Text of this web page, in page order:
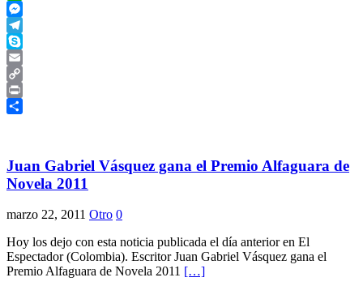
WhatsApp
Messenger
Telegram
Skype
Email
Copy
Link
Print
Juan Gabriel Vásquez gana el Premio Alfaguara de
Novela 2011
marzo 22, 2011 Otro 0
Hoy los dejo con esta noticia publicada el día anterior en El
Espectador (Colombia). Escritor Juan Gabriel Vásquez gana el
Premio Alfaguara de Novela 2011 […]